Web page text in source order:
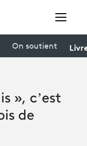
On soutient
», c’est
de